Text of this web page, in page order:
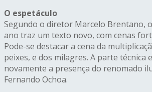
O espetáculo
Segundo o diretor Marcelo Brentano,
ano traz um texto novo, com cenas
Pode-se destacar a cena da
peixes, e dos milagres. A parte técnica
novamente a presença do renomado
Fernando Ochoa.